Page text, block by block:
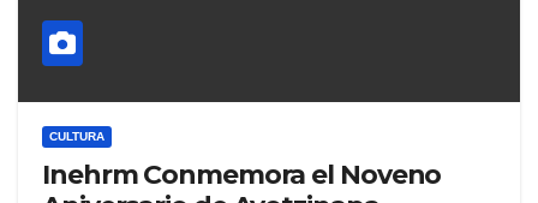
CULTURA
Inehrm Conmemora el Noveno